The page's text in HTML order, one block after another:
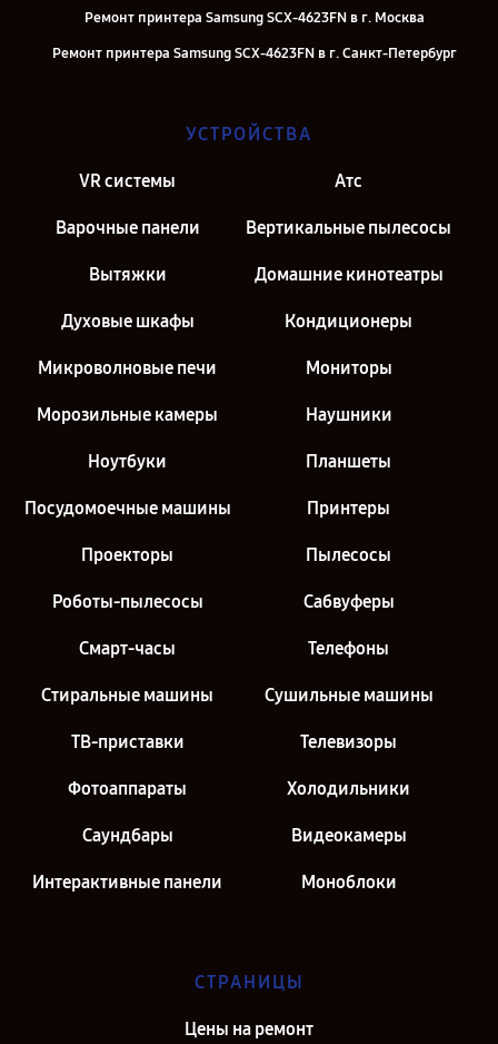
Ремонт принтера Samsung SCX-4623FN в г. Москва
Ремонт принтера Samsung SCX-4623FN в г. Санкт-Петербург
УСТРОЙСТВА
VR системы Атс
Варочные панели Вертикальные пылесосы
Вытяжки Домашние кинотеатры
Духовые шкафы Кондиционеры
Микроволновые печи Мониторы
Морозильные камеры Наушники
Ноутбуки Планшеты
Посудомоечные машины Принтеры
Проекторы Пылесосы
Роботы-пылесосы Сабвуферы
Смарт-часы Телефоны
Стиральные машины Сушильные машины
ТВ-приставки Телевизоры
Фотоаппараты Холодильники
Саундбары Видеокамеры
Интерактивные панели Моноблоки
СТРАНИЦЫ
Цены на ремонт